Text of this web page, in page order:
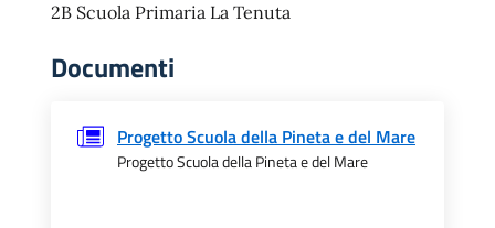
2B Scuola Primaria La Tenuta
Documenti
Progetto Scuola della Pineta e del Mare
Progetto Scuola della Pineta e del Mare